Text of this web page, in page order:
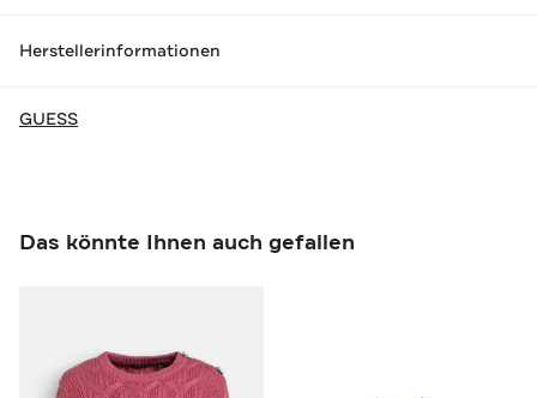
Herstellerinformationen
GUESS
Das könnte Ihnen auch gefallen